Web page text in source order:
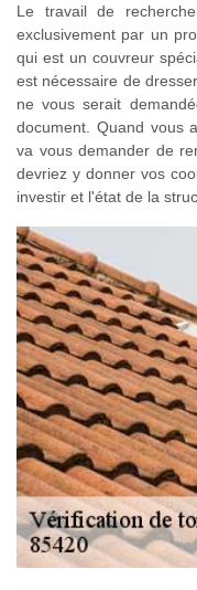
Le travail de
exclusivement par un
qui est un couvreur
est nécessaire de
ne vous serait
document. Quand vous
va vous demander de
devriez y donner vos
investir et l'état de la